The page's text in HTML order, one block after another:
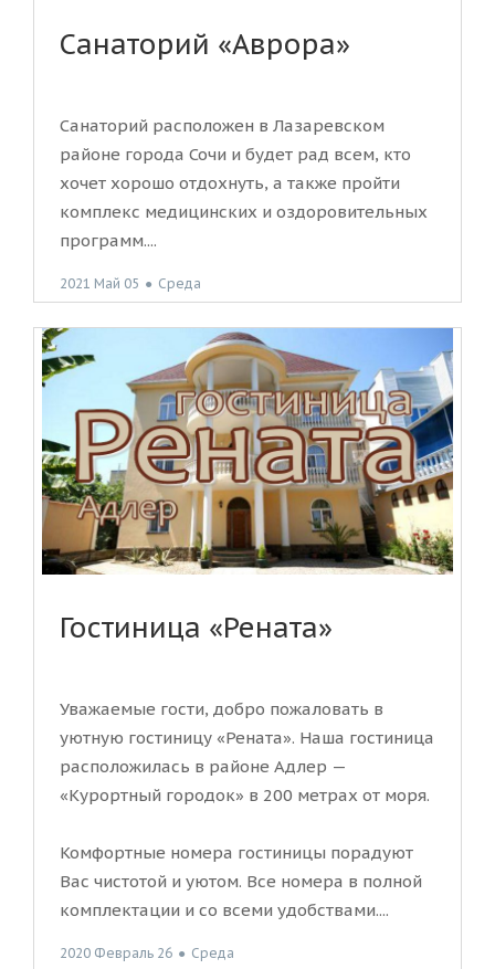
Санаторий «Аврора»
Санаторий расположен в Лазаревском
районе города Сочи и будет рад всем, кто
хочет хорошо отдохнуть, а также пройти
комплекс медицинских и оздоровительных
программ....
2021 Май 05 ● Среда
Гостиница «Рената»
Уважаемые гости, добро пожаловать в
уютную гостиницу «Рената». Наша гостиница
расположилась в районе Адлер —
«Курортный городок» в 200 метрах от моря.
Комфортные номера гостиницы порадуют
Вас чистотой и уютом. Все номера в полной
комплектации и со всеми удобствами....
2020 Февраль 26 ● Среда